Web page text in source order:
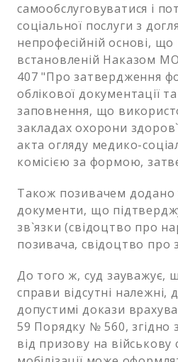
самообслуговуватися і
соціальної послуги з
непрофесійній основі, що
встановленій Наказом
407 "Про затвердження
облікової документації
заповнення, що
закладах охорони
акта огляду медико-
комісією за формою,
Також позивачем додано
документи, що
зв`язки (свідоцтво про
позивача, свідоцтво про
До того ж, суд зауважує,
справи відсутні належні,
допустимі докази
59 Порядку № 560, згідно
від призову на військову